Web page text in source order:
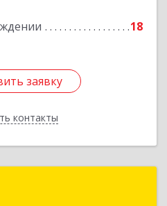
18
заявку
контакты
заявку